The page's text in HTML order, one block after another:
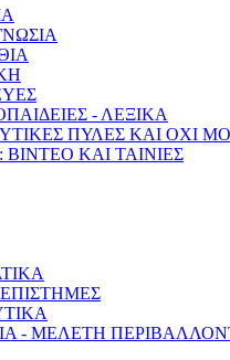
- ΛΕΞΙΚΑ
ΠΥΛΕΣ ΚΑΙ ΟΧΙ
ΒΙΝΤΕΟ ΚΑΙ ΤΑΙΝΙΕΣ
- ΜΕΛΕΤΗ